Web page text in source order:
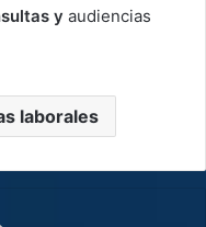
y audiencias
laborales